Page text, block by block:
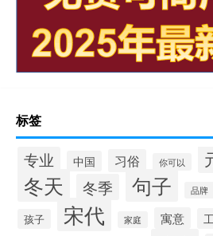
标签
专业 中国 习俗 你可以
冬天 冬季 句子 品牌
孩子 宋代 家庭 寓意